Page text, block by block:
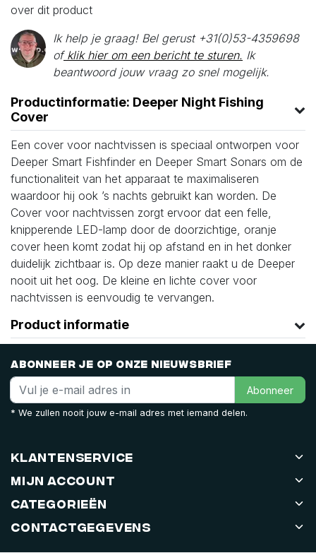
over dit product
Ik help je graag! Bel gerust +31(0)53-4359698
ofklik hier om een bericht te sturen. Ik
beantwoord jouw vraag zo snel mogelijk.
Productinformatie: Deeper Night Fishing
Cover
Een cover voor nachtvissen is speciaal ontworpen voor
Deeper Smart Fishfinder en Deeper Smart Sonars om de
functionaliteit van het apparaat te maximaliseren
waardoor hij ook ’s nachts gebruikt kan worden. De
Cover voor nachtvissen zorgt ervoor dat een felle,
knipperende LED-lamp door de doorzichtige, oranje
cover heen komt zodat hij op afstand en in het donker
duidelijk zichtbaar is. Op deze manier raakt u de Deeper
nooit uit het oog. De kleine en lichte cover voor
nachtvissen is eenvoudig te vervangen.
Product informatie
Abonneer je op onze nieuwsbrief
Abonneer
* We zullen nooit jouw e-mail adres met iemand delen.
Klantenservice
Mijn account
Categorieën
Contactgegevens